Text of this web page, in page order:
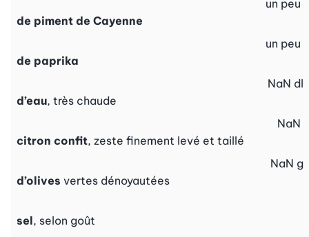
de piment de Cayenne
un peu
de paprika
un peu
d’eau, très chaude
NaN dl
citron confit, zeste finement levé et taillé
NaN
d’olives vertes dénoyautées
NaN g
sel, selon goût